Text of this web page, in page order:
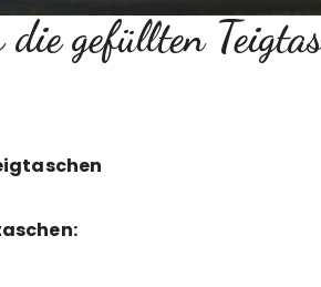
gefüllten